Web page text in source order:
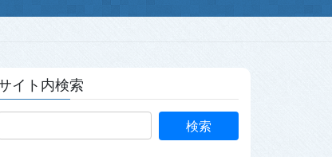
イト内検索